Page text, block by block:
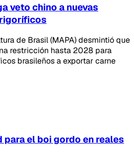
veto chino a nuevas
de Brasil (MAPA) desmintió que
restricción hasta 2028 para
brasileños a exportar carne
el boi gordo en reales